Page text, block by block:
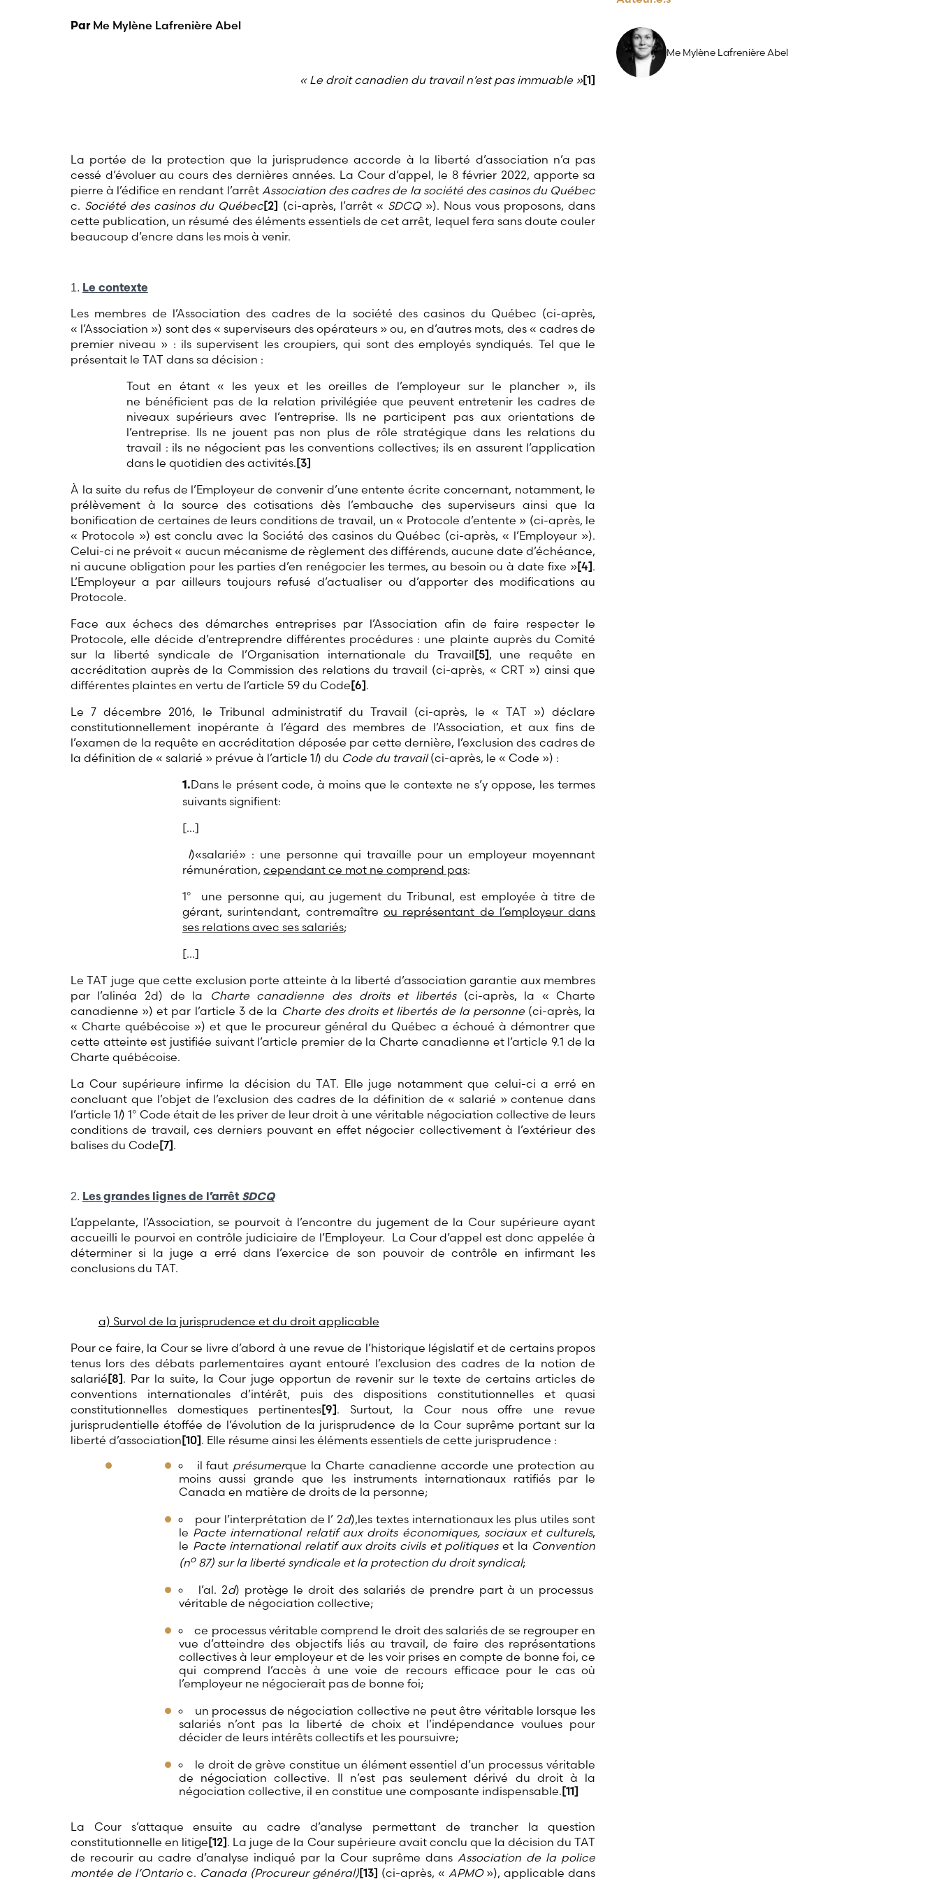
Par Me Mylène Lafrenière Abel
« Le droit canadien du travail n’est pas immuable »[1]
La portée de la protection que la jurisprudence accorde à la liberté d’association n’a pas
cessé d’évoluer au cours des dernières années. La Cour d’appel, le 8 février 2022, apporte sa
pierre à l’édifice en rendant l’arrêt Association des cadres de la société des casinos du Québec
c. Société des casinos du Québec[2] (ci-après, l’arrêt « SDCQ»). Nous vous proposons, dans
cette publication, un résumé des éléments essentiels de cet arrêt, lequel fera sans doute couler
beaucoup d’encre dans les mois à venir.
Le contexte
Les membres de l’Association des cadres de la société des casinos du Québec (ci-après,
« l’Association ») sont des « superviseurs des opérateurs » ou, en d’autres mots, des « cadres de
premier niveau » : ils supervisent les croupiers, qui sont des employés syndiqués. Tel que le
présentait le TAT dans sa décision :
Tout en étant « les yeux et les oreilles de l’employeur sur le plancher », ils
ne bénéficient pas de la relation privilégiée que peuvent entretenir les cadres de
niveaux supérieurs avec l’entreprise. Ils ne participent pas aux orientations de
l’entreprise. Ils ne jouent pas non plus de rôle stratégique dans les relations du
travail : ils ne négocient pas les conventions collectives; ils en assurent l’application
dans le quotidien des activités.[3]
À la suite du refus de l’Employeur de convenir d’une entente écrite concernant, notamment, le
prélèvement à la source des cotisations dès l’embauche des superviseurs ainsi que la
bonification de certaines de leurs conditions de travail, un « Protocole d’entente » (ci-après, le
« Protocole ») est conclu avec la Société des casinos du Québec (ci-après, « l’Employeur »).
Celui-ci ne prévoit « aucun mécanisme de règlement des différends, aucune date d’échéance,
ni aucune obligation pour les parties d’en renégocier les termes, au besoin ou à date fixe »[4].
L’Employeur a par ailleurs toujours refusé d’actualiser ou d’apporter des modifications au
Protocole.
Face aux échecs des démarches entreprises par l’Association afin de faire respecter le
Protocole, elle décide d’entreprendre différentes procédures : une plainte auprès du Comité
sur la liberté syndicale de l’Organisation internationale du Travail[5], une requête en
accréditation auprès de la Commission des relations du travail (ci-après, « CRT ») ainsi que
différentes plaintes en vertu de l’article 59 du Code[6].
Le 7 décembre 2016, le Tribunal administratif du Travail (ci-après, le « TAT ») déclare
constitutionnellement inopérante à l’égard des membres de l’Association, et aux fins de
l’examen de la requête en accréditation déposée par cette dernière, l’exclusion des cadres de
la définition de « salarié » prévue à l’article 1l) du Code du travail(ci-après, le « Code ») :
1 .Dans le présent code, à moins que le contexte ne s’y oppose, les termes
suivants signifient:
[…]
l)«salarié» : une personne qui travaille pour un employeur moyennant
rémunération, cependant ce mot ne comprend pas:
1° une personne qui, au jugement du Tribunal, est employée à titre de
gérant, surintendant, contremaître ou représentant de l’employeur dans
ses relations avec ses salariés;
[…]
Le TAT juge que cette exclusion porte atteinte à la liberté d’association garantie aux membres
par l’alinéa 2d) de la
Charte canadienne des droits et libertés(ci-après, la « Charte
canadienne ») et par l’article 3 de la Charte des droits et libertés de la personne (ci-après, la
« Charte québécoise ») et que le procureur général du Québec a échoué à démontrer que
cette atteinte est justifiée suivant l’article premier de la Charte canadienne et l’article 9.1 de la
Charte québécoise.
La Cour supérieure infirme la décision du TAT. Elle juge notamment que celui-ci a erré en
concluant que l’objet de l’exclusion des cadres de la définition de « salarié » contenue dans
l’article 1l) 1° Code était de les priver de leur droit à une véritable négociation collective de leurs
conditions de travail, ces derniers pouvant en effet négocier collectivement à l’extérieur des
balises du Code[7].
Les grandes lignes de l’arrêt SDCQ
L’appelante, l’Association, se pourvoit à l’encontre du jugement de la Cour supérieure ayant
accueilli le pourvoi en contrôle judiciaire de l’Employeur. La Cour d’appel est donc appelée à
déterminer si la juge a erré dans l’exercice de son pouvoir de contrôle en infirmant les
conclusions du TAT.
a) Survol de la jurisprudence et du droit applicable
Pour ce faire, la Cour se livre d’abord à une revue de l’historique législatif et de certains propos
tenus lors des débats parlementaires ayant entouré l’exclusion des cadres de la notion de
salarié[8]. Par la suite, la Cour juge opportun de revenir sur le texte de certains articles de
conventions internationales d’intérêt, puis des dispositions constitutionnelles et quasi
constitutionnelles domestiques pertinentes[9]. Surtout, la Cour nous offre une revue
jurisprudentielle étoffée de l’évolution de la jurisprudence de la Cour suprême portant sur la
liberté d’association[10]. Elle résume ainsi les éléments essentiels de cette jurisprudence :
il faut présumerque la Charte canadienne accorde une protection au
moins aussi grande que les instruments internationaux ratifiés par le
Canada en matière de droits de la personne;
pour l’interprétation de l’ 2d),les textes internationaux les plus utiles sont
le Pacte international relatif aux droits économiques, sociaux et culturels,
le Pacte international relatif aux droits civils et politiqueset la Convention
(no87) sur la liberté syndicale et la protection du droit syndical;
l’al. 2d) protège le droit des salariés de prendre part à un processus
véritable de négociation collective;
ce processus véritable comprend le droit des salariés de se regrouper en
vue d’atteindre des objectifs liés au travail, de faire des représentations
collectives à leur employeur et de les voir prises en compte de bonne foi, ce
qui comprend l’accès à une voie de recours efficace pour le cas où
l’employeur ne négocierait pas de bonne foi;
un processus de négociation collective ne peut être véritable lorsque les
salariés n’ont pas la liberté de choix et l’indépendance voulues pour
décider de leurs intérêts collectifs et les poursuivre;
le droit de grève constitue un élément essentiel d’un processus véritable
de négociation collective. Il n’est pas seulement dérivé du droit à la
négociation collective, il en constitue une composante indispensable.[11]
La Cour s’attaque ensuite au cadre d’analyse permettant de trancher la question
constitutionnelle en litige[12]. La juge de la Cour supérieure avait conclu que la décision du TAT
de recourir au cadre d’analyse indiqué par la Cour suprême dansAssociation de la police
montée de l’Ontario c. Canada (Procureur général)[13] (ci-après, « APMO »), applicable dans
Me Mylène Lafrenière Abel